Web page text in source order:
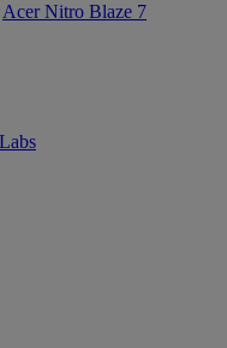
Acer Nitro Blaze 7